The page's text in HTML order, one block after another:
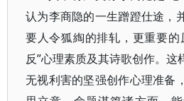
认为李商隐的一生蹭蹬仕途，
要人令狐綯的排轧，更重要的
反”心理素质及其诗歌创作。这
无视利害的坚强创作心理准备